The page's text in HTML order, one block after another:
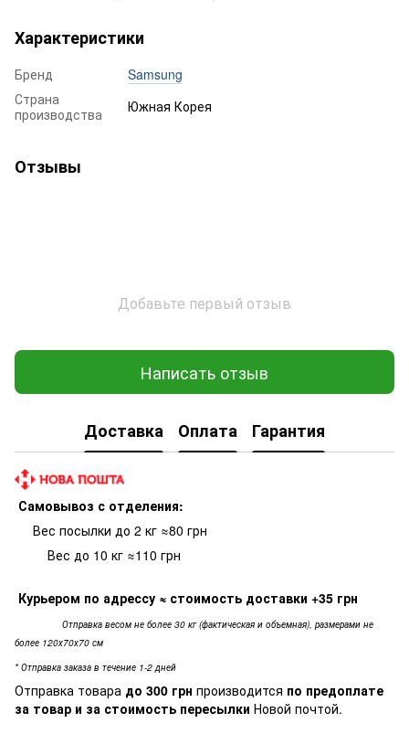
Характеристики
Бренд
Samsung
Страна
производства
Южная Корея
Отзывы
Добавьте первый отзыв
Написать отзыв
Доставка Оплата Гарантия
Самовывоз с отделения:
Вес посылки до 2 кг ≈80 грн
Вес до 10 кг ≈110 грн
Курьером по адрессу ≈ стоимость доставки +35 грн
Отправка весом не более 30 кг (фактическая и объемная), размерами не
более 120х70х70 см
* Отправка заказа в течение 1-2 дней
Отправка товара до 300 грн производится по предоплате
за товар и за стоимость пересылки Новой почтой.